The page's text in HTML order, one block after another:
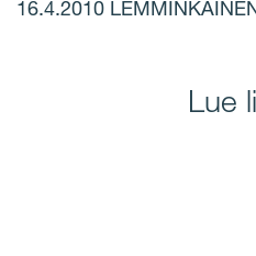
16.4.2010
Lue